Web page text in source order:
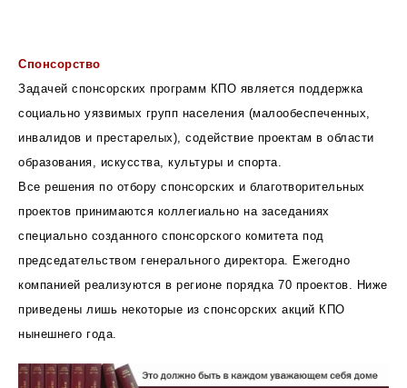
Спонсорство
Задачей спонсорских программ КПО является поддержка
социально уязвимых групп населения (малообеспеченных,
инвалидов и престарелых), содействие проектам в области
образования, искусства, культуры и спорта.
Все решения по отбору спонсорских и благотворительных
проектов принимаются коллегиально на заседаниях
специально созданного спонсорского комитета под
председательством генерального директора. Ежегодно
компанией реализуются в регионе порядка 70 проектов. Ниже
приведены лишь некоторые из спонсорских акций КПО
нынешнего года.